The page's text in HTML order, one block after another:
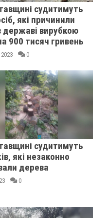
судитимуть
які причинили
державі вирубкою
900 тисяч гривень
0
судитимуть
які незаконно
дерева
0